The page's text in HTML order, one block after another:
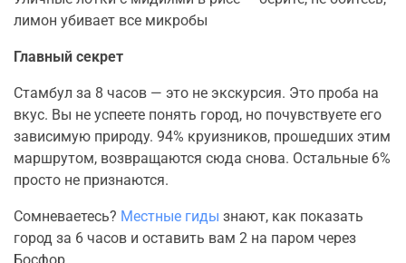
лимон убивает все микробы
Главный секрет
Стамбул за 8 часов — это не экскурсия. Это проба на
вкус. Вы не успеете понять город, но почувствуете его
зависимую природу. 94% круизников, прошедших этим
маршрутом, возвращаются сюда снова. Остальные 6%
просто не признаются.
Сомневаетесь? Местные гиды знают, как показать
город за 6 часов и оставить вам 2 на паром через